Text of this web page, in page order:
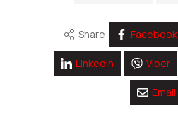
Share Facebook
Linkedin Viber
Email